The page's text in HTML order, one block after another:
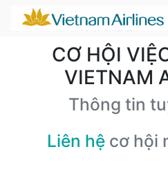
CƠ HỘI
VIETNAM
Thông tin
Liên hệ cơ hội